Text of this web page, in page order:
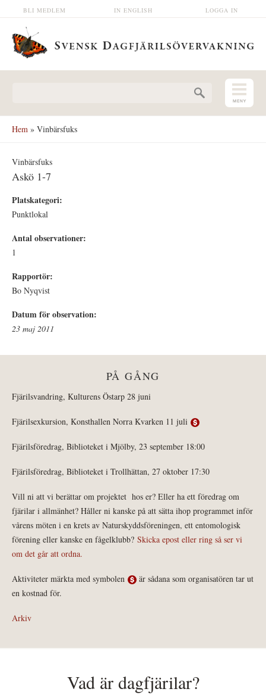
Hoppa till huvudinnehåll LOGGA IN
IN ENGLISH
BLI MEDLEM
Hem » Vinbärsfuks
Vinbärsfuks
Askö 1-7
Platskategori:
Punktlokal
Antal observationer:
1
Rapportör:
Bo Nyqvist
Datum för observation:
23 maj 2011
PÅ GÅNG
Fjärilsvandring, Kulturens Östarp 28 juni
Fjärilsexkursion, Konsthallen Norra Kvarken 11 juli
Fjärilsföredrag, Biblioteket i Mjölby, 23 september 18:00
Fjärilsföredrag, Biblioteket i Trollhättan, 27 oktober 17:30
Vill ni att vi berättar om projektet hos er? Eller ha ett föredrag om
fjärilar i allmänhet? Håller ni kanske på att sätta ihop programmet inför
vårens möten i en krets av Naturskyddsföreningen, ett entomologisk
förening eller kanske en fågelklubb? Skicka epost eller ring så ser vi
om det går att ordna.
Aktiviteter märkta med symbolen
är sådana som organisatören tar ut
en kostnad för.
Arkiv
Vad är dagfjärilar?